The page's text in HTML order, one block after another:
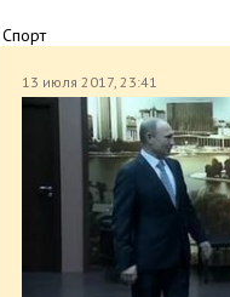
Спорт
13 июля 2017, 23:41